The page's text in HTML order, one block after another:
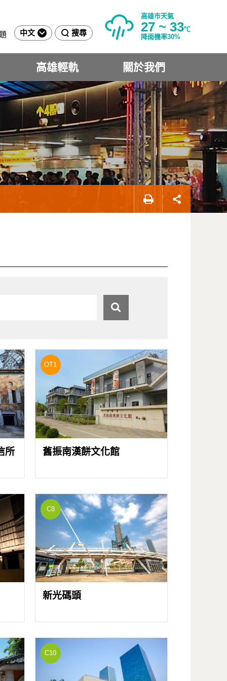
中文 搜尋
高雄市天氣
27 ~ 33℃
降雨機率30%
高雄輕軌 關於我們
所
OT1
舊振南漢餅文化館
C8
新光碼頭
C10